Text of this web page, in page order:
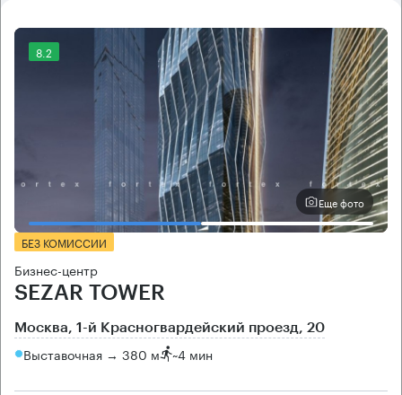
8.2
Еще фото
БЕЗ КОМИССИИ
Бизнес-центр
SEZAR TOWER
Москва, 1-й Красногвардейский проезд, 20
Выставочная → 380 м ~4 мин